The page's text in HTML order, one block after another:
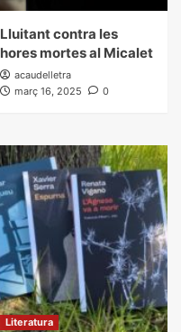
Lluitant contra les
hores mortes al Micalet
acaudelletra
març 16, 2025
0
Literatura